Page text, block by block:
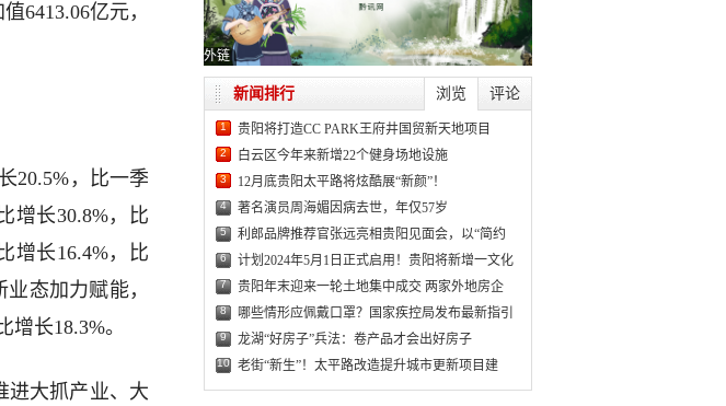
6413.06亿元，
20.5%，比一季
增长30.8%，比
增长16.4%，比
态加力赋能，
长18.3%。
进大抓产业、大
外链
浏览 评论
新闻排行
1 贵阳将打造CC PARK王府井国贸新天地项目
2 白云区今年来新增22个健身场地设施
3 12月底贵阳太平路将炫酷展“新颜”！
4 著名演员周海媚因病去世，年仅57岁
5 利郎品牌推荐官张远亮相贵阳见面会，以“简约
6 计划2024年5月1日正式启用！贵阳将新增一文化
7 贵阳年末迎来一轮土地集中成交 两家外地房企
8 哪些情形应佩戴口罩？国家疾控局发布最新指引
9 龙湖“好房子”兵法：卷产品才会出好房子
10 老街“新生”！太平路改造提升城市更新项目建